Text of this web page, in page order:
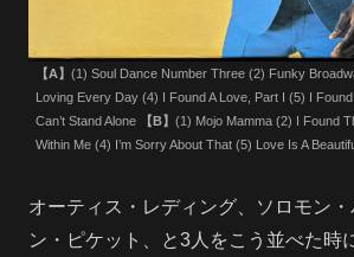
【A】 (1) Soul Dance Number Three (2) Funky
Loving Every Day (4) I Found A Love, Part I (5) I
Can’t Stand Alone
【B】 (1) Mojo Mamma (2) I Found
Within Me (4) I’m Sorry About That (5) Love Is A
オーティス・レディング、ソロモン
ン・ピケット、と3人をこう並べた時